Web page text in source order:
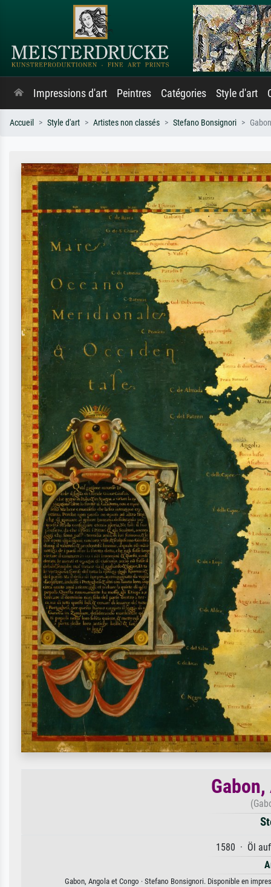
Impressions d'art Peintres Catégories Style d'art
Accueil Style d'art Artistes non classés Stefano Bonsignori
1580 · Öl
Gabon, Angola et Congo · Stefano Bonsignori. Disponible en